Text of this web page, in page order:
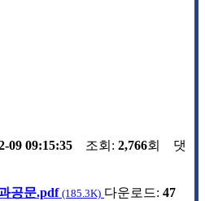
09 09:15:35 조회: 2,766회 댓
공문.pdf (185.3K) 다운로드: 47